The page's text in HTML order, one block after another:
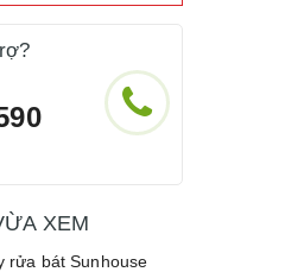
XEM
rửa bát Sunhouse